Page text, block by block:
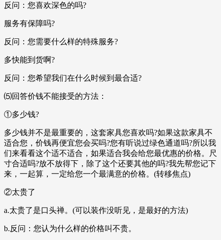
反问：您喜欢深色的吗?
服务有保障吗?
反问：您需要什么样的特殊服务?
多快能到货啊?
反问：您希望我们在什么时候到最合适?
⑸回答价钱不能接受的方法：
①多少钱?
多少钱并不是最重要的，这套家具您喜欢吗?如果这款家具不
适合您，价钱再便宜您会买吗?您有听说过绿色通道吗?所以我
们来看看这个适不适合，如果适合我会给您最优惠的价格。尺
寸合适吗?放不放得下，除了这个还要其他的吗?我先帮您记下
来，一起算，一定给您一个最满意的价格。(转移焦点)
②太贵了
a.太贵了是口头禅。(可以装作没听见，是最好的方法)
b.反问：您认为什么样的价格叫不贵。